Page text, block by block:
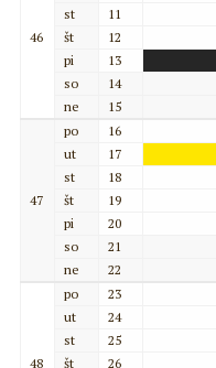
46
st
11
št
12
pi
13
so
14
ne
15
47
po
16
ut
17
st
18
št
19
pi
20
so
21
ne
22
48
po
23
ut
24
st
25
št
26